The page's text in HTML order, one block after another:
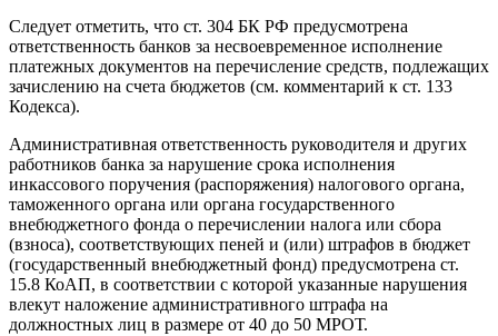
Следует отметить, что ст. 304 БК РФ предусмотрена
ответственность банков за несвоевременное исполнение
платежных документов на перечисление средств, подлежащих
зачислению на счета бюджетов (см. комментарий к ст. 133
Кодекса).
Административная ответственность руководителя и других
работников банка за нарушение срока исполнения
инкассового поручения (распоряжения) налогового органа,
таможенного органа или органа государственного
внебюджетного фонда о перечислении налога или сбора
(взноса), соответствующих пеней и (или) штрафов в бюджет
(государственный внебюджетный фонд) предусмотрена ст.
15.8 КоАП, в соответствии с которой указанные нарушения
влекут наложение административного штрафа на
должностных лиц в размере от 40 до 50 МРОТ.